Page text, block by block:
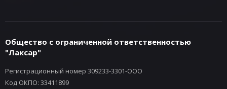
Общество с ограниченной ответственностью
"Лаксар"
Регистрационный номер 309233-3301-ООО
Код ОКПО: 33411899